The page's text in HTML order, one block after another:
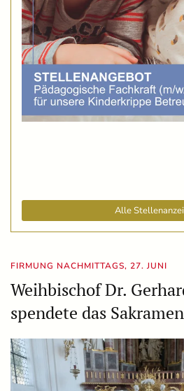
Alle
FIRMUNG NACHMITTAGS, 27. JUNI
Weihbischof Dr.
spendete das